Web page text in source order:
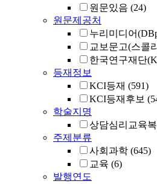
원문있음 (24)
원문제공처
누리미디어
교보문고(스콜
한국연구재단
등재정보
KCI등재 (591)
KCI등재후보
학술지명
상담심리교육복
주제분류
사회과학 (645)
교육 (6)
발행연도